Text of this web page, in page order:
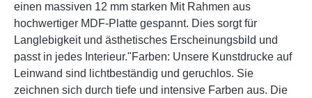
einen massiven 12 mm starken Mit Rahmen aus
hochwertiger MDF-Platte gespannt. Dies sorgt für
Langlebigkeit und ästhetisches Erscheinungsbild und
passt in jedes Interieur."Farben: Unsere Kunstdrucke auf
Leinwand sind lichtbeständig und geruchlos. Sie
zeichnen sich durch tiefe und intensive Farben aus. Die